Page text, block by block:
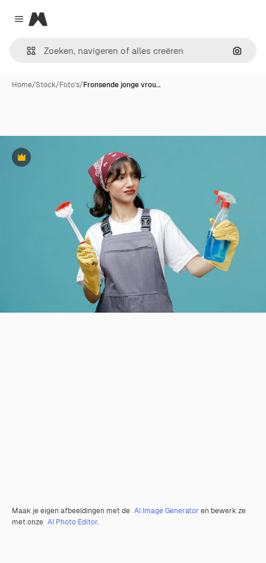
Close menu
Magnific
Home/Stock/Foto's/Fronsende jonge vrou…
Premium
Maak je eigen afbeeldingen met de AI Image Generator en bewerk ze
met onze AI Photo Editor.